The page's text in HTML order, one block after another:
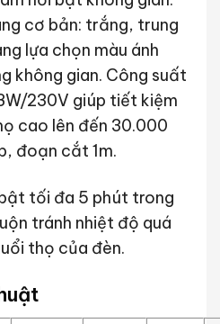
cơ bản: trắng, trung
lựa chọn màu ánh
không gian. Công suất
230V giúp tiết kiệm
cao lên đến 30.000
đoạn cắt 1m.
tối đa 5 phút trong
tránh nhiệt độ quá
thọ của đèn.